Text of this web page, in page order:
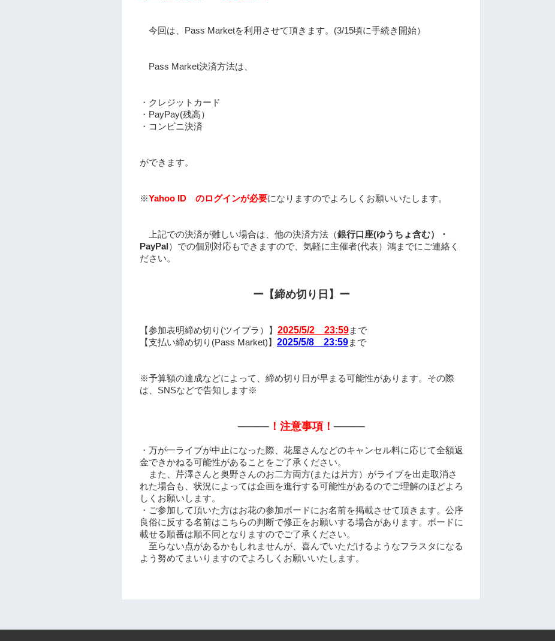
今回は、Pass Marketを利用させて頂きます。(3/15頃に手続き開始）
Pass Market決済方法は、
・クレジットカード
・PayPay(残高）
・コンビニ決済
ができます。
※Yahoo ID のログインが必要になりますのでよろしくお願いいたします。
上記での決済が難しい場合は、他の決済方法（銀行口座(ゆうちょ含む）・
PayPal ）での個別対応もできますので、気軽に主催者(代表）鴻までにご連絡く
ださい。
ー【締め切り日】ー
【参加表明締め切り(ツイプラ）】 2025/5/2 23:59まで
【支払い締め切り(Pass Market)】 2025/5/8 23:59まで
※予算額の達成などによって、締め切り日が早まる可能性があります。その際
は、SNSなどで告知します※
──── ！注意事項！ ────
・万が一ライブが中止になった際、花屋さんなどのキャンセル料に応じて全額返
金できかねる可能性があることをご了承ください。
また、芹澤さんと奥野さんのお二方両方(または片方）がライブを出走取消さ
れた場合も、状況によっては企画を進行する可能性があるのでご理解のほどよろ
しくお願いします。
・ご参加して頂いた方はお花の参加ボードにお名前を掲載させて頂きます。公序
良俗に反する名前はこちらの判断で修正をお願いする場合があります。ボードに
載せる順番は順不同となりますのでご了承ください。
至らない点があるかもしれませんが、喜んでいただけるようなフラスタになる
よう努めてまいりますのでよろしくお願いいたします。